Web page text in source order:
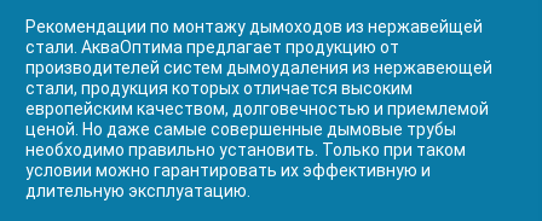
Рекомендации по монтажу дымоходов из нержавейщей
стали. АкваОптима предлагает продукцию от
производителей систем дымоудаления из нержавеющей
стали, продукция которых отличается высоким
европейским качеством, долговечностью и приемлемой
ценой. Но даже самые совершенные дымовые трубы
необходимо правильно установить. Только при таком
условии можно гарантировать их эффективную и
длительную эксплуатацию.